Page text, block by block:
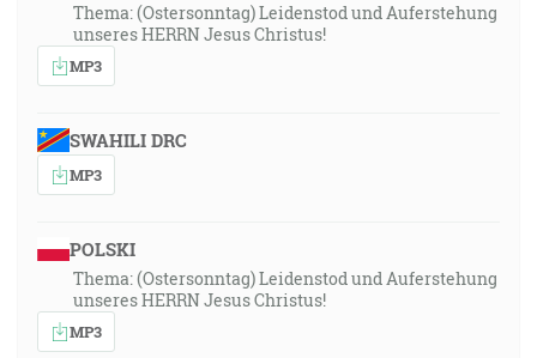
Thema: (Ostersonntag) Leidenstod und Auferstehung
unseres HERRN Jesus Christus!
MP3
SWAHILI DRC
MP3
POLSKI
Thema: (Ostersonntag) Leidenstod und Auferstehung
unseres HERRN Jesus Christus!
MP3